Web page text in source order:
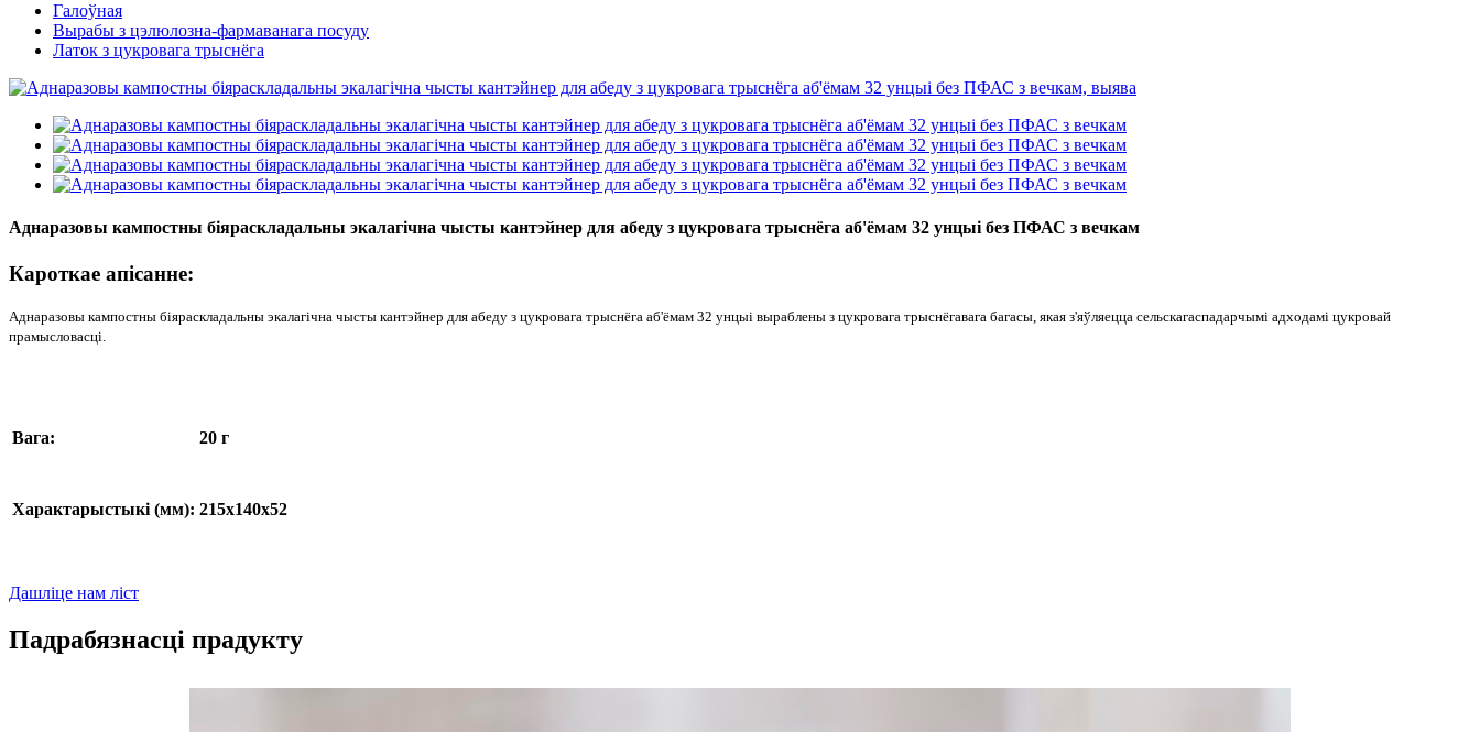
Галоўная
Вырабы з цэлюлозна-фармаванага посуду
Латок з цукровага трыснёга
Аднаразовы кампостны біяраскладальны экалагічна чысты кантэйнер для абеду з цукровага трыснёга аб'ёмам 32 унцыі без ПФАС з вечкам
Кароткае апісанне:
Аднаразовы кампостны біяраскладальны экалагічна чысты кантэйнер для абеду з цукровага трыснёга аб'ёмам 32 унцыі выраблены з цукровага трыснёгавага багасы, якая з'яўляецца сельскагаспадарчымі адходамі цукровай
прамысловасці.
Вага: 20 г
Характарыстыкі (мм): 215x140x52
Дашліце нам ліст
Падрабязнасці прадукту